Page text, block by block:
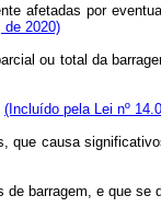
afetadas por
de 2020)
ou total da
(Incluído pela Lei nº
causa
de barragem, e que